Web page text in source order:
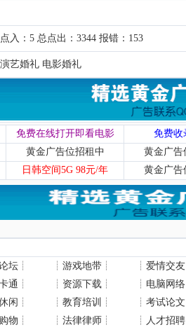
入：5 总点出：3344 报错：153
艺婚礼 电影婚礼
免费在线打开即看电影
免费收
黄金广告位招租中
黄金广告
日韩空间5G 98元/年 黄金广告
坛 ┊ ┊ 游戏地带 ┊ ┊ 爱情交友
通 ┊ ┊ 资源下载 ┊ ┊ 电脑网络
闲 ┊ ┊ 教育培训 ┊ ┊ 考试论文
物 ┊ ┊ 法律律师 ┊ ┊ 人才招聘